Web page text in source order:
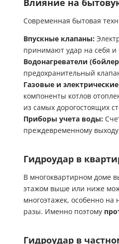
Влияние на
Современная бытовая
Впускные клапаны:
принимают удар на себя и
Водонагреватели
предохранительный
Газовые и
компоненты котлов
из самых дорогостоящих
Приборы учета воды:
преждевременному
Гидроудар в
В многоквартирном доме
этажом выше или ниже
многоэтажек, особенно на
разы. Именно поэтому
Гидроудар в